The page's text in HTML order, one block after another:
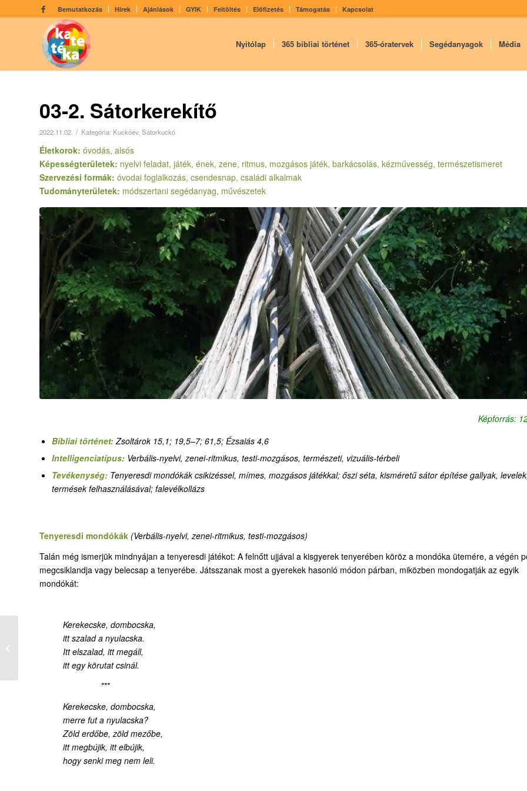
Bemutatkozás Hírek Ajánlások GYIK Feltöltés Előfizetés Támogatás Kapcsolat
Nyitólap 365 bibliai történet 365-óratervek Segédanyagok Média
03-2. Sátorkerekítő
2022.11.02. / Kategória: Kuckóév, Sátorkuckó
Életkorok: óvodás, alsós
Képességterületek: nyelvi feladat, játék, ének, zene, ritmus, mozgásos játék, barkácsolás, kézművesség, természetismeret
Szervezési formák: óvodai foglalkozás, csendesnap, családi alkalmak
Tudományterületek: módszertani segédanyag, művészetek
Képforrás:
Bibliai történet: Zsoltárok 15,1; 19,5–7; 61,5; Ézsaiás 4,6
Intelligenciatípus: Verbális-nyelvi, zenei-ritmikus, testi-mozgásos, természeti, vizuális-térbeli
Tevékenység: Tenyeresdi mondókák csikizéssel, mímes, mozgásos játékkal; őszi séta, kisméretű sátor építése gallyak,
termések felhasználásával; falevélkollázs
Tenyeresdi mondókák (Verbális-nyelvi, zenei-ritmikus, testi-mozgásos)
Talán még ismerjük mindnyájan a tenyeresdi játékot: A felnőtt ujjával a kisgyerek tenyerében köröz a mondóka ütemére, a végén
megcsiklandja vagy belecsap a tenyerébe. Játsszanak most a gyerekek hasonló módon párban, miközben mondogatják az egyik
mondókát:
Kerekecske, dombocska,
itt szalad a nyulacska.
Itt elszalad, itt megáll,
itt egy körutat csinál.
***
Kerekecske, dombocska,
merre fut a nyulacska?
Zöld erdőbe, zöld mezőbe,
itt megbújik, itt elbújik,
hogy senki meg nem leli.
03-1. Sátorkuckó –